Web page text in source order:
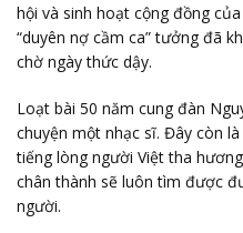
hội và sinh hoạt cộng đồng
“duyên nợ cầm ca” tưởng đã
chờ ngày thức dậy.
Loạt bài 50 năm cung đàn
chuyện một nhạc sĩ. Đây còn
tiếng lòng người Việt tha
chân thành sẽ luôn tìm được
người.